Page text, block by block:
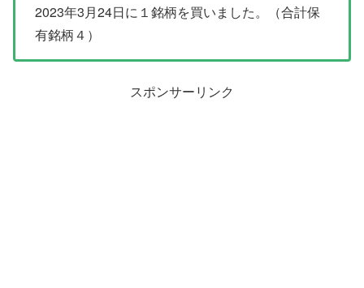
2023年3月24日に１銘柄を買いました。（合計保
有銘柄４）
スポンサーリンク